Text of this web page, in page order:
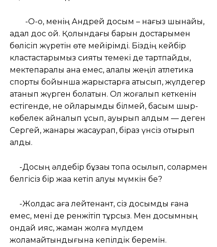
-О-о, менің Андрей досым – нағыз шынайы,
адал дос қой. Қолындағы барын достарымен
бөлісіп жүретін өте мейірімді. Біздің кейбір
кластастарымыз сияқты темекі де тартпайды,
мектепаралық қана емес, қалалық жеңіл атлетика
спорты бойынша жарыстарға қатысып, жүлдегер
атанып жүрген болатын. Ол жоғалып кеткенін
естігенде, не ойларымды білмей, басым шыр-
көбелек айналып құсып, ауырып қалдым — деген
Сергей, жанары жасаурап, біраз үнсіз отырып
қалды.
-Досың әлдебір бұзақы топқа қосылып, солармен
белгісіз бір жаққа кетіп қалуы мүмкін бе?
-Жолдас аға лейтенант, сіз досымды ғана
емес, мені де ренжітіп тұрсыз. Мен досымның
ондай қияс, жаман жолға мүлдем
жоламайтындығына кепілдік беремін.